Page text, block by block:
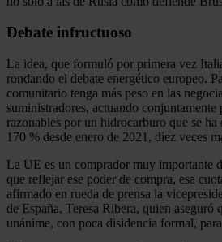
Debate infructuoso
La idea, que formuló por primera vez
rondando el debate energético europeo.
comunitario tenga más peso en las
suministradores, actuando conjuntamente
razonables por un hidrocarburo que se
170 % desde enero de 2021, diez veces
La UE es un comprador muy importante
que reflejar ese poder de compra, esa
afirmado en rueda de prensa la
de España, Teresa Ribera, quien aseguró
unánime, con poca disidencia formal,